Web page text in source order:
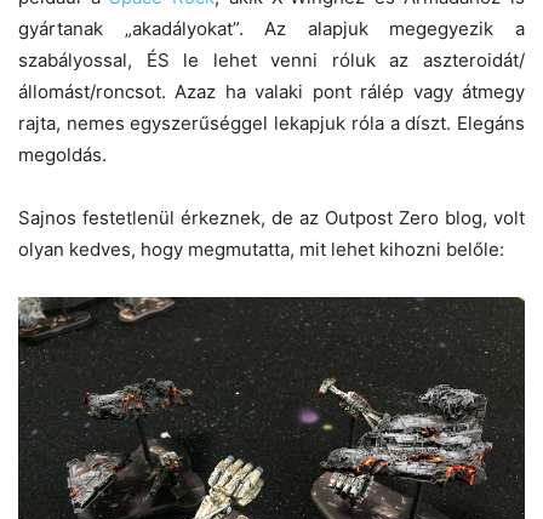
gyártanak „akadályokat”. Az alapjuk megegyezik a
szabályossal, ÉS le lehet venni róluk az aszteroidát/
állomást/roncsot. Azaz ha valaki pont rálép vagy átmegy
rajta, nemes egyszerűséggel lekapjuk róla a díszt. Elegáns
megoldás.
Sajnos festetlenül érkeznek, de az Outpost Zero blog, volt
olyan kedves, hogy megmutatta, mit lehet kihozni belőle: